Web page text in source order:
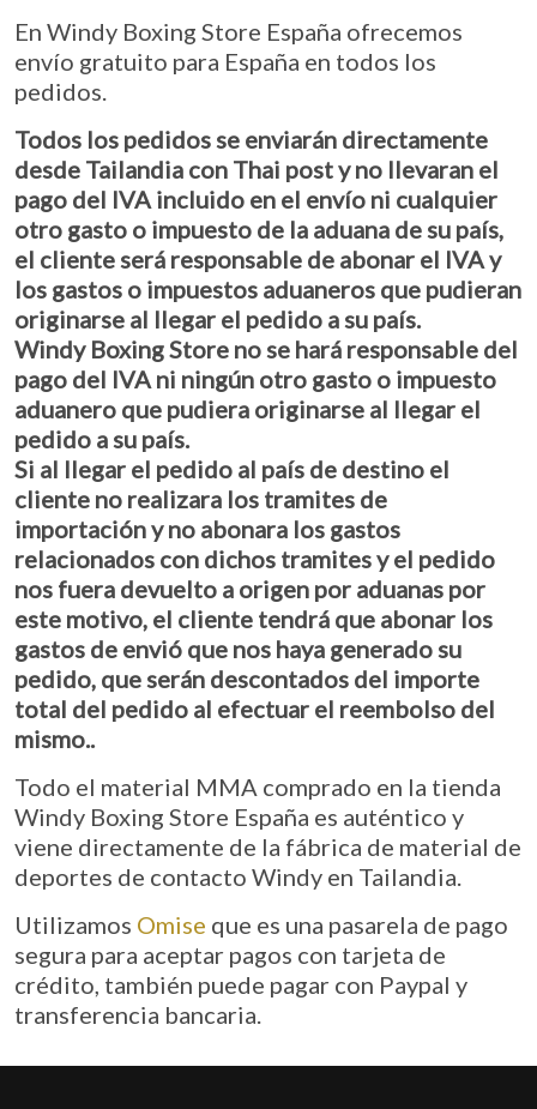
En Windy Boxing Store España ofrecemos
envío gratuito para España en todos los
pedidos.
Todos los pedidos se enviarán directamente
desde Tailandia con Thai post y no llevaran el
pago del IVA incluido en el envío ni cualquier
otro gasto o impuesto de la aduana de su país,
el cliente será responsable de abonar el IVA y
los gastos o impuestos aduaneros que pudieran
originarse al llegar el pedido a su país.
Windy Boxing Store no se hará responsable del
pago del IVA ni ningún otro gasto o impuesto
aduanero que pudiera originarse al llegar el
pedido a su país.
Si al llegar el pedido al país de destino el
cliente no realizara los tramites de
importación y no abonara los gastos
relacionados con dichos tramites y el pedido
nos fuera devuelto a origen por aduanas por
este motivo, el cliente tendrá que abonar los
gastos de envió que nos haya generado su
pedido, que serán descontados del importe
total del pedido al efectuar el reembolso del
mismo..
Todo el material MMA comprado en la tienda
Windy Boxing Store España es auténtico y
viene directamente de la fábrica de material de
deportes de contacto Windy en Tailandia.
Utilizamos Omise que es una pasarela de pago
segura para aceptar pagos con tarjeta de
crédito, también puede pagar con Paypal y
transferencia bancaria.